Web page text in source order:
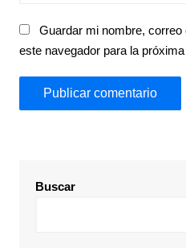
Guardar mi nombre,
este navegador para la
Buscar